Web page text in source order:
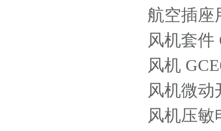
航空插座
风机套件
风机
风机微动
风机压敏